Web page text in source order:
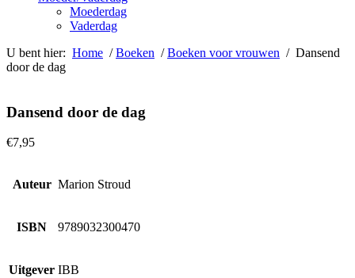
Moederdag
Vaderdag
U bent hier: Home /Boeken /Boeken voor vrouwen / Dansend
door de dag
Dansend door de dag
€7,95
Auteur Marion Stroud
ISBN 9789032300470
Uitgever IBB